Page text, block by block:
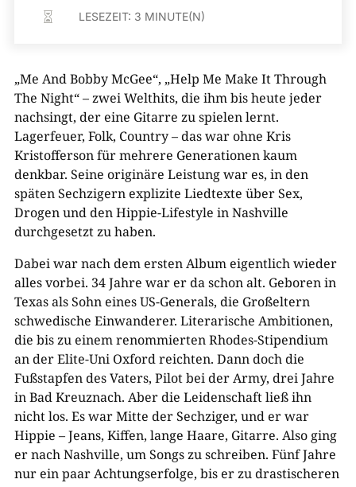
 LESEZEIT: 3 MINUTE(N)
„Me And Bobby McGee“, „Help Me Make It Through
The Night“ – zwei Welthits, die ihm bis heute jeder
nachsingt, der eine Gitarre zu spielen lernt.
Lagerfeuer, Folk, Country – das war ohne Kris
Kristofferson für mehrere Generationen kaum
denkbar. Seine originäre Leistung war es, in den
späten Sechzigern explizite Liedtexte über Sex,
Drogen und den Hippie-Lifestyle in Nashville
durchgesetzt zu haben.
Dabei war nach dem ersten Album eigentlich wieder
alles vorbei. 34 Jahre war er da schon alt. Geboren in
Texas als Sohn eines US-Generals, die Großeltern
schwedische Einwanderer. Literarische Ambitionen,
die bis zu einem renommierten Rhodes-Stipendium
an der Elite-Uni Oxford reichten. Dann doch die
Fußstapfen des Vaters, Pilot bei der Army, drei Jahre
in Bad Kreuznach. Aber die Leidenschaft ließ ihn
nicht los. Es war Mitte der Sechziger, und er war
Hippie – Jeans, Kiffen, lange Haare, Gitarre. Also ging
er nach Nashville, um Songs zu schreiben. Fünf Jahre
nur ein paar Achtungserfolge, bis er zu drastischeren